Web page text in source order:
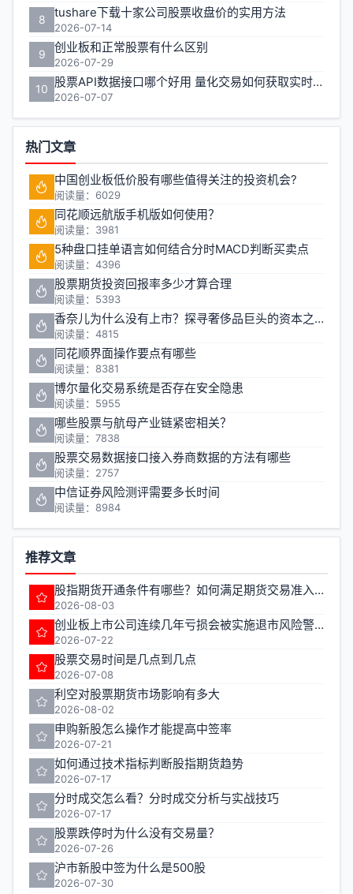
8 tushare下载十家公司股票收盘价的实用方法
2026-07-14
9 创业板和正常股票有什么区别
2026-07-29
10 股票API数据接口哪个好用 量化交易如何获取实时行情
2026-07-07
热门文章
中国创业板低价股有哪些值得关注的投资机会?
阅读量：6029
同花顺远航版手机版如何使用？
阅读量：3981
5种盘口挂单语言如何结合分时MACD判断买卖点
阅读量：4396
股票期货投资回报率多少才算合理
阅读量：5393
香奈儿为什么没有上市？探寻奢侈品巨头的资本之路
阅读量：4815
同花顺界面操作要点有哪些
阅读量：8381
博尔量化交易系统是否存在安全隐患
阅读量：5955
哪些股票与航母产业链紧密相关？
阅读量：7838
股票交易数据接口接入券商数据的方法有哪些
阅读量：2757
中信证券风险测评需要多长时间
阅读量：8984
推荐文章
股指期货开通条件有哪些？如何满足期货交易准入要求？
2026-08-03
创业板上市公司连续几年亏损会被实施退市风险警示
2026-07-22
股票交易时间是几点到几点
2026-07-08
利空对股票期货市场影响有多大
2026-08-02
申购新股怎么操作才能提高中签率
2026-07-21
如何通过技术指标判断股指期货趋势
2026-07-17
分时成交怎么看？分时成交分析与实战技巧
2026-07-17
股票跌停时为什么没有交易量？
2026-07-26
沪市新股中签为什么是500股
2026-07-30